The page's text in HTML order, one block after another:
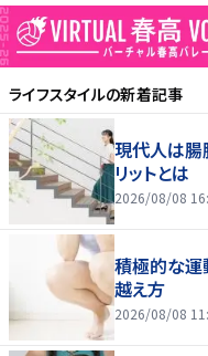
ライフスタイルの新着記事
現代人は腸
リットとは
2026/08/08
積極的な運
越え方
2026/08/08